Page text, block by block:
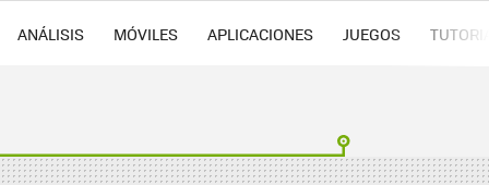
ANÁLISIS MÓVILES APLICACIONES JUEGOS